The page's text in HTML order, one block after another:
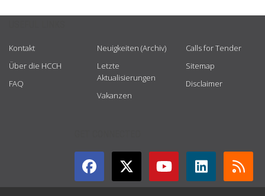
Kontakt
Über die HCCH
FAQ
Neuigkeiten (Archiv)
Letzte
Aktualisierungen
Vakanzen
Calls for Tender
Sitemap
Disclaimer